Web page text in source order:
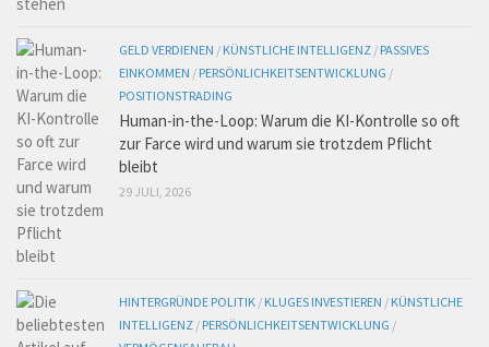
GELD VERDIENEN / KÜNSTLICHE INTELLIGENZ / PASSIVES
EINKOMMEN / PERSÖNLICHKEITSENTWICKLUNG /
POSITIONSTRADING
Human-in-the-Loop: Warum die KI-Kontrolle so oft
zur Farce wird und warum sie trotzdem Pflicht
bleibt
29 JULI, 2026
HINTERGRÜNDE POLITIK / KLUGES INVESTIEREN / KÜNSTLICHE
INTELLIGENZ / PERSÖNLICHKEITSENTWICKLUNG /